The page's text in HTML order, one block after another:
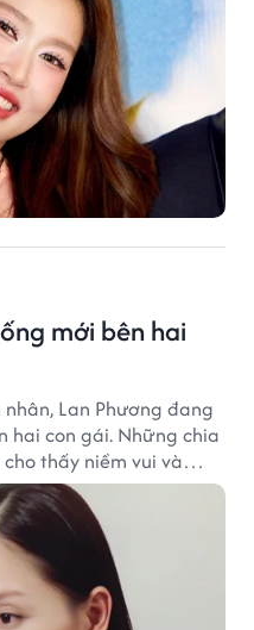
mới bên hai
Lan Phương đang
hai con gái. Những chia
thấy niềm vui và
điều bình dị mỗi